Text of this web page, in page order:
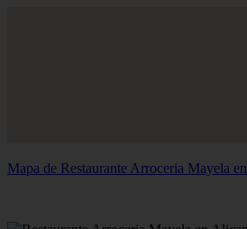
Mapa de Restaurante Arroceria Mayela